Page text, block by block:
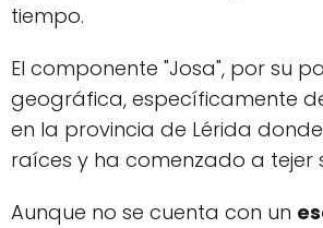
tiempo.
El componente "Josa", por su
geográfica, específicamente
en la provincia de Lérida
raíces y ha comenzado a tejer
Aunque no se cuenta con un